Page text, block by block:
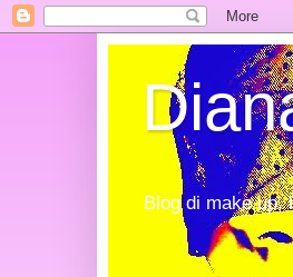
Blog di make up,